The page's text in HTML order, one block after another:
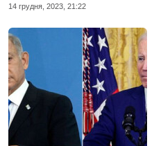
14 грудня, 2023, 21:22